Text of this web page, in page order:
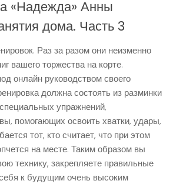
«Надежда» Анны
дома. Часть 3
Раз за разом они неизменно
вашего торжества на корте.
онлайн руководством своего
должна состоять из разминки
упражнений,
помогающих освоить хватки, удары,
тот, кто считает, что при этом
на месте. Таким образом вы
технику, закрепляете правильные
к будущим очень высоким